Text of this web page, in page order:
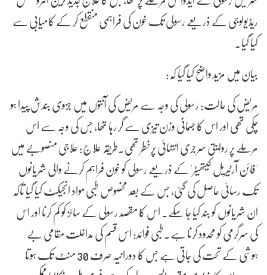
ریڈیولوجی کے ذریعے رسولی تک خون کی فراہمی منقطع کر کے کامیابی سے
کیا گیا۔
بیان میں مزید واضح کیا گیا کہ:
مریض کی حالت: رسولی کی وجہ سے مریض کی آنتوں میں جزوی بندش پیدا ہو
چکی تھی اور اس کا جسمانی وزن تیزی سے گر رہا تھا، جس کی وجہ سے اس
مرحلے پر روایتی سرجری انتہائی پرخطر تھی۔طریقہ علاج: علاجی منصوبے میں
'فائن آرٹیریل کیتھیٹر' کے ذریعے رسولی کو خون فراہم کرنے والی شریانوں
تک رسائی حاصل کی گئی، جس کے بعد مخصوص طبی مواد انجیکٹ کیا گیا تاکہ
ان شریانوں کو بند کیا جا سکے۔ اس کا مقصد رسولی کے سائز کو کم کرنا اور اس
کی سرگرمی کو محدود کرنا ہے۔طبی فوائد: اس قسم کی مداخلت مقامی بے
ہوشی کے تحت کی جاتی ہے جس کا دورانیہ صرف 30 منٹ تک ہوتا